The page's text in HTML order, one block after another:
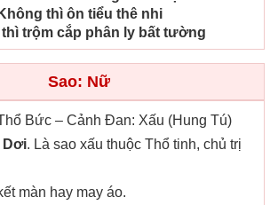
Không thì ôn tiểu thê nhi
trộm cắp phân ly bất tường
Sao: Nữ
Bức – Cảnh Đan: Xấu (Hung Tú)
Dơi. Là sao xấu thuộc Thổ tinh, chủ trị
màn hay may áo.